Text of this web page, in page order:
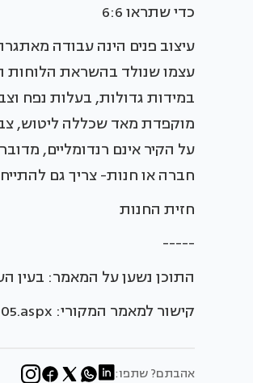
כדי שתראו 6:6
עיצוב פנים הינה עבודה
עצמו שנולד בהשראת הלוחות
במידות גדולות, בעלות נפח
מוקפדת מאד שכללה ליטוש,
על הקיר אינם רנדומליים,
חברה או חנות- צריך גם
חזית החנות
-----
התוכן נשען על המאמר: בעין
קישור למאמר המקורי: http://www.baitvenoy.co.il/newsarticle/60,66,905.aspx
אהבתם? שתפו: